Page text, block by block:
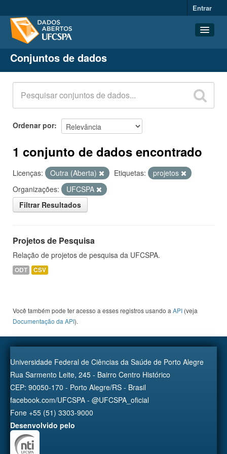
Entrar
Conjuntos de dados
Organizações
Grupos
Sobre
Conjuntos de dados
Ordenar por
1 conjunto de dados encontrado
Licenças: Outra (Aberta) Etiquetas:
projetos
Organizações:
UFCSPA
Filtrar Resultados
Projetos de Pesquisa
Relação de projetos de pesquisa da UFCSPA.
ODT CSV
Você também pode ter acesso a esses registros usando a API (veja
Documentação da API).
Universidade Federal de Ciências da Saúde de Porto Alegre
Rua Sarmento Leite, 245 - Bairro Centro Histórico
CEP: 90050-170 - Porto Alegre/RS - Brasil
facebook.com/UFCSPA - @UFCSPA_oficial
Fone +55 (51) 3303-9000
Desenvolvido pelo